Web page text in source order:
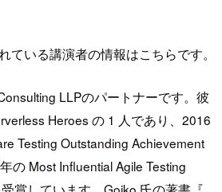
ている講演者の情報はこちらです。
LLPのパートナーです。彼
Heroes の 1 人であり、2016
Testing Outstanding Achievement
の Most Influential Agile Testing